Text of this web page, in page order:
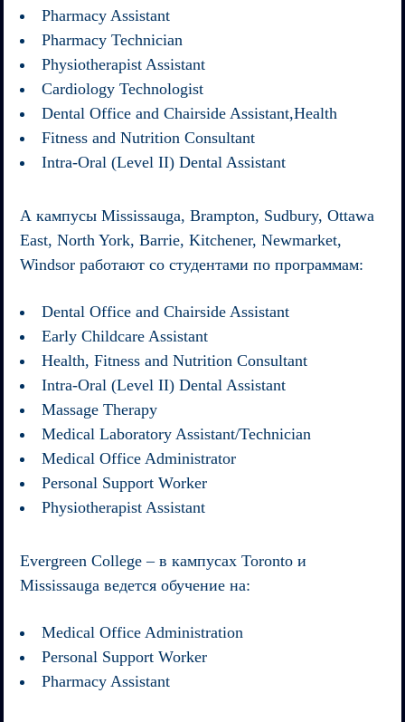
Pharmacy Assistant
Pharmacy Technician
Physiotherapist Assistant
Cardiology Technologist
Dental Office and Chairside Assistant,Health
Fitness and Nutrition Consultant
Intra-Oral (Level II) Dental Assistant
А кампусыMississauga, Brampton, Sudbury, Ottawa
East, North York, Barrie, Kitchener, Newmarket,
Windsor работают со студентами по программам:
Dental Office and Chairside Assistant
Early Childcare Assistant
Health, Fitness and Nutrition Consultant
Intra-Oral (Level II) Dental Assistant
Massage Therapy
Medical Laboratory Assistant/Technician
Medical Office Administrator
Personal Support Worker
Physiotherapist Assistant
Evergreen College– в кампусах Toronto и
Mississauga ведется обучение на:
Medical Office Administration
Personal Support Worker
Pharmacy Assistant